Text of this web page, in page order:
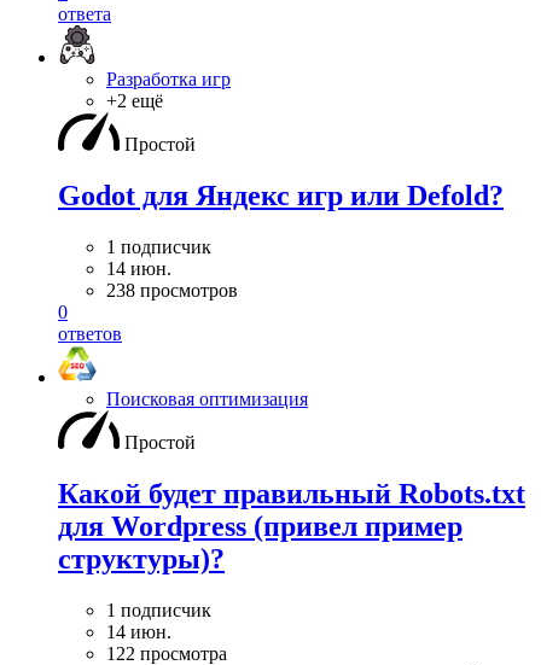
ответа
Разработка игр
+2 ещё
Простой
Godot для Яндекс игр или Defold?
1 подписчик
14 июн.
238 просмотров
0
ответов
Поисковая оптимизация
Простой
Какой будет правильный Robots.txt
для Wordpress (привел пример
структуры)?
1 подписчик
14 июн.
122 просмотра